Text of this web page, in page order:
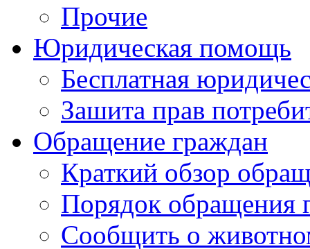
Прочие
Юридическая помощь
Бесплатная
Зашита прав
Обращение граждан
Краткий обзор
Порядок обращения
Сообщить о